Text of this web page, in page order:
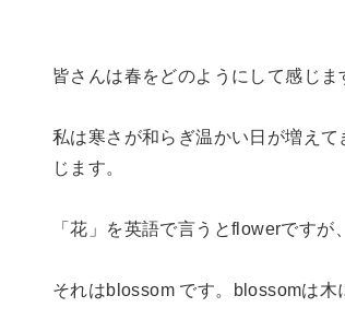
皆さんは春をどのようにして感じま
私は寒さが和らぎ温かい日が増え
じます。
「花」を英語で言うとflowerですが
それはblossom です。blossomは木